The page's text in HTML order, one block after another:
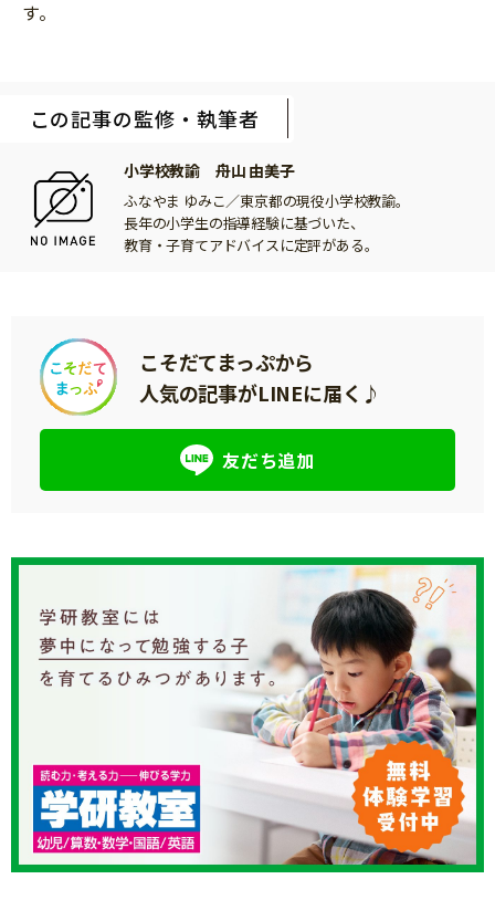
す。
この記事の監修・執筆者
小学校教諭 舟山 由美子
ふなやま ゆみこ／東京都の現役小学校教諭。
長年の小学生の指導経験に基づいた、
教育・子育てアドバイスに定評がある。
こそだてまっぷから
人気の記事がLINEに届く♪
友だち追加